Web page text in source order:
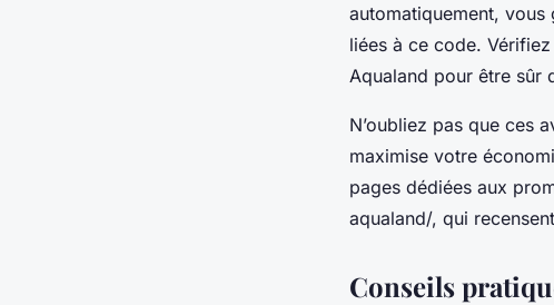
automatiquement,
liées à ce code.
Aqualand pour être sûr
N’oubliez pas que ces
maximise votre
pages dédiées aux
aqualand/, qui
Conseils